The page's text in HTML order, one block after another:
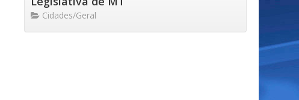
Cidades/Geral